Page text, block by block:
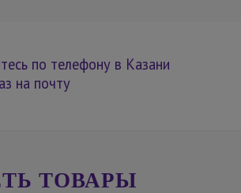
по телефону в Казани
на почту
ТОВАРЫ